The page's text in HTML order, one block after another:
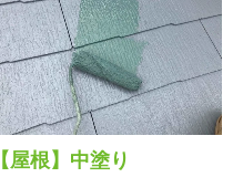
【屋根】中塗り